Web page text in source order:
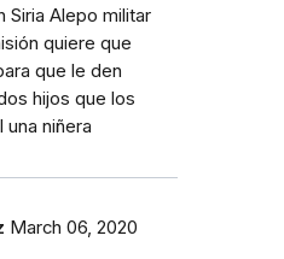
Siria Alepo militar
quiere que
que le den
hijos que los
una niñera
March 06, 2020